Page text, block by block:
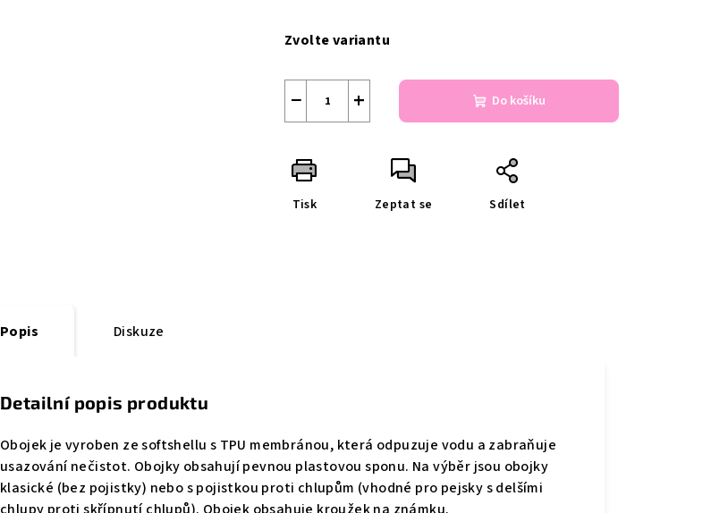
cena:
Zvolte variantu
+
− Do košíku
Tisk Zeptat se Sdílet
Popis Diskuze
Detailní popis produktu
Obojek jevyroben ze softshellu s TPU membránou, která odpuzuje vodu a zabraňuje
usazování nečistot. Obojky obsahují pevnou plastovou sponu. Na výběr jsou obojky
klasické (bez pojistky) nebo s pojistkou proti chlupům (vhodné pro pejsky s delšími